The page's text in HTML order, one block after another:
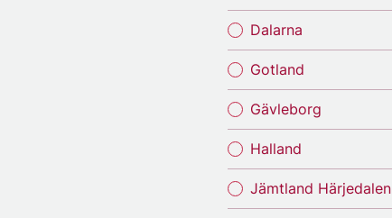
Dalarna
Gotland
Gävleborg
Halland
Jämtland Härjedalen